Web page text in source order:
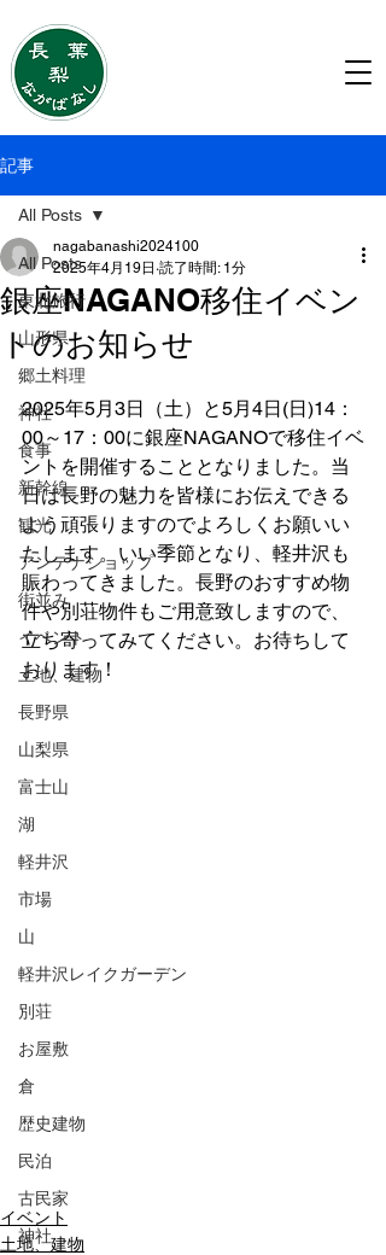
記事
All Posts
東北旅行
山形県
郷土料理
神社
食事
新幹線
観光
アンテナショップ
街並み
イベント
土地、建物
長野県
山梨県
富士山
湖
軽井沢
市場
山
軽井沢レイクガーデン
別荘
お屋敷
倉
歴史建物
民泊
古民家
神社
All Posts
銀座NAGANO移住イベン
トのお知らせ
nagabanashi2024100
2025年4月19日 読了時間: 1分
2025年5月3日（土）と5月4日(日)14：
00～17：00に銀座NAGANOで移住イベ
ントを開催することとなりました。当
日は長野の魅力を皆様にお伝えできる
よう頑張りますのでよろしくお願いい
たします。いい季節となり、軽井沢も
賑わってきました。長野のおすすめ物
件や別荘物件もご用意致しますので、
立ち寄ってみてください。お待ちして
おります！
イベント
土地、建物